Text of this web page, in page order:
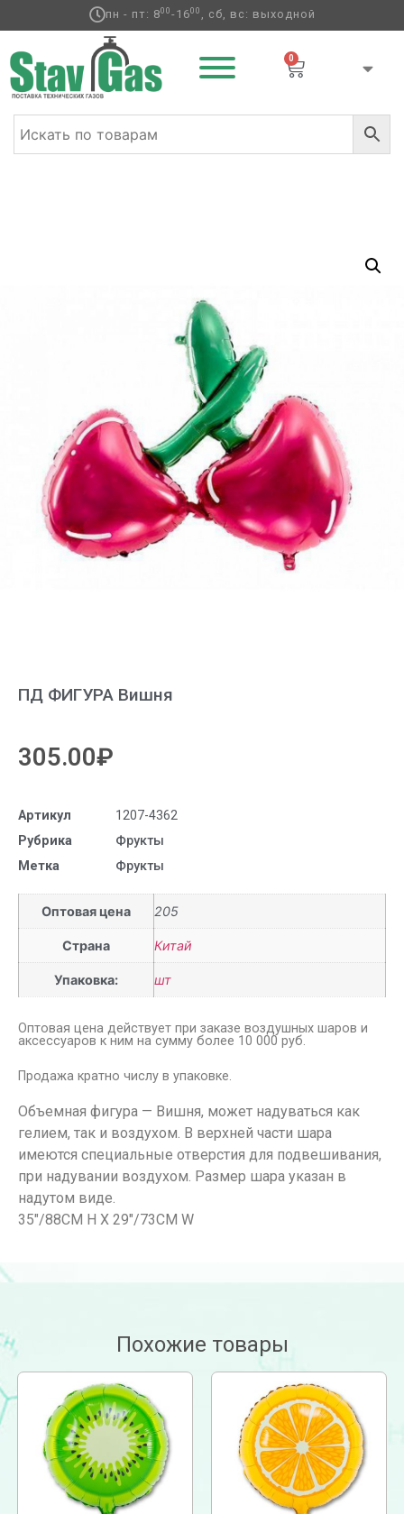
пн - пт: 800-1600 , сб, вс: выходной
0
ПД ФИГУРА Вишня
305.00₽
Артикул
1207-4362
Рубрика
Фрукты
Метка
Фрукты
Оптовая цена 205
Страна Китай
Упаковка: шт
Оптовая цена действует при заказе воздушных шаров и
аксессуаров к ним на сумму более 10 000 руб.
Продажа кратно числу в упаковке.
Объемная фигура — Вишня, может надуваться как
гелием, так и воздухом. В верхней части шара
имеются специальные отверстия для подвешивания,
при надувании воздухом. Размер шара указан в
надутом виде.
35″/88СМ H X 29″/73СМ W
Похожие товары